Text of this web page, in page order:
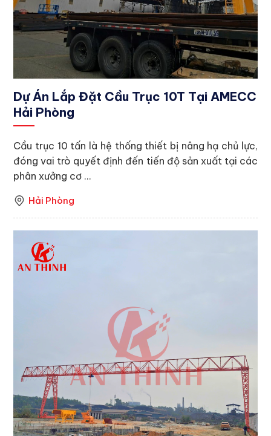
Dự Án Lắp Đặt Cầu Trục 10T Tại AMECC
Hải Phòng
Cầu trục 10 tấn là hệ thống thiết bị nâng hạ chủ lực,
đóng vai trò quyết định đến tiến độ sản xuất tại các
phân xưởng cơ ...
Hải Phòng